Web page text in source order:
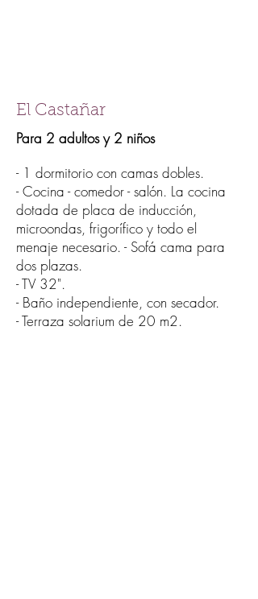
El Castañar
Para 2 adultos y 2 niños
- 1 dormitorio con camas dobles.
- Cocina - comedor - salón. La cocina
dotada de placa de inducción,
microondas, frigorífico y todo el
menaje necesario. - Sofá cama para
dos plazas.
- TV 32".
- Baño independiente, con secador.
- Terraza solarium de 20 m2.